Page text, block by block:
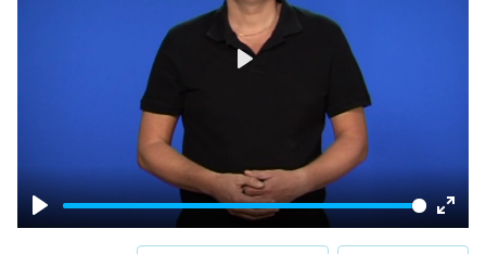
Play
Enter